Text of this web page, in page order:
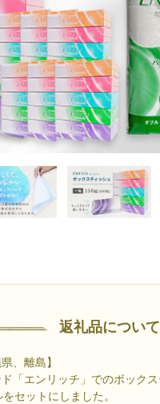
返礼品について
、離島】
「エンリッチ」でのボック
セットにしました。